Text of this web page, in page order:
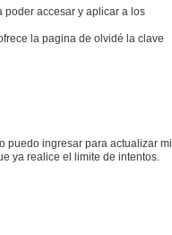
poder accesar y aplicar a los
la pagina de olvidé la clave
puedo ingresar para actualizar mi
ya realice el limite de intentos.